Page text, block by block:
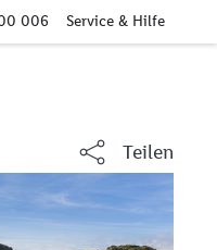
006 Service & Hilfe
Teilen